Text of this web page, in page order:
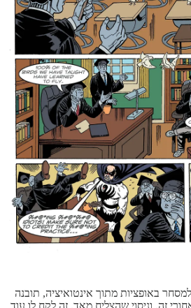
באופציות מתוך אינטואיציה, תובנה